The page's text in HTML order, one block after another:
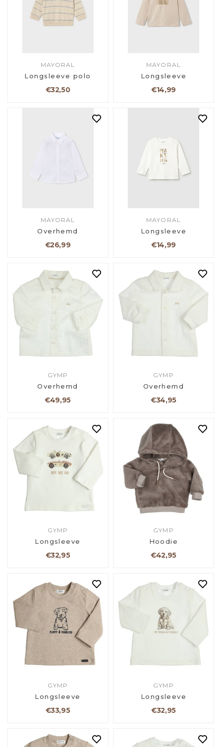
MAYORAL
Longsleeve polo
€32,50
MAYORAL
Longsleeve
€14,99
MAYORAL
Overhemd
€26,99
MAYORAL
Longsleeve
€14,99
GYMP
Overhemd
€49,95
GYMP
Overhemd
€34,95
GYMP
Longsleeve
€32,95
GYMP
Hoodie
€42,95
GYMP
Longsleeve
€33,95
GYMP
Longsleeve
€32,95